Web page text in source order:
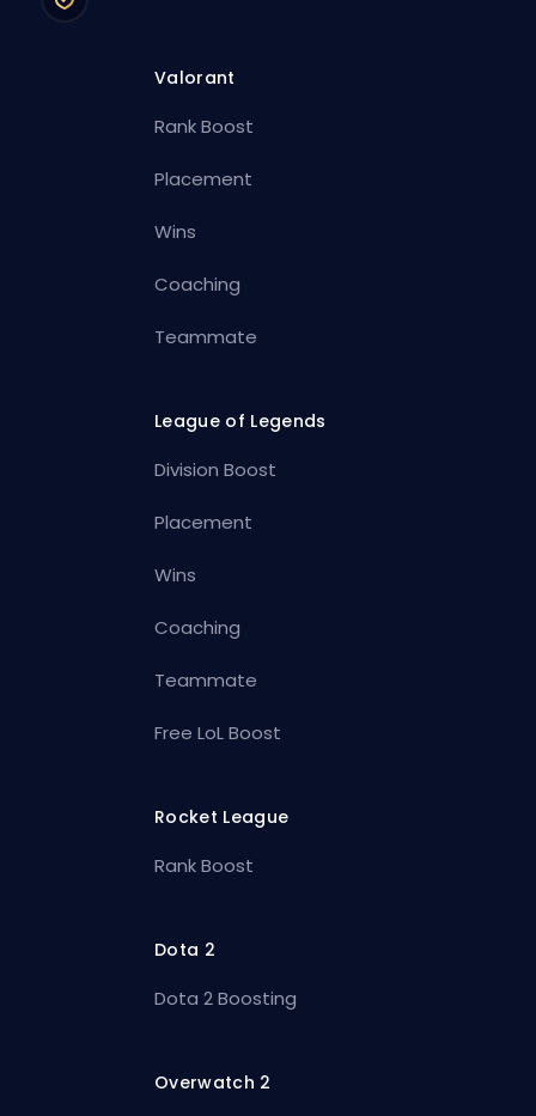
Valorant
Rank Boost
Placement
Wins
Coaching
Teammate
League of Legends
Division Boost
Placement
Wins
Coaching
Teammate
Free LoL Boost
Rocket League
Rank Boost
Dota 2
Dota 2 Boosting
Overwatch 2